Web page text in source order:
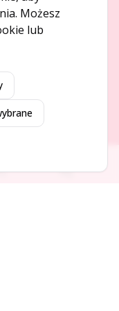
Blog
Możesz
lub